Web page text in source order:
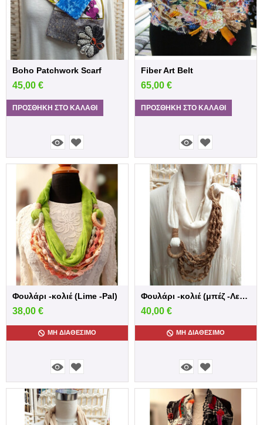
Boho Patchwork Scarf
45,00 €
ΠΡΟΣΘΉΚΗ ΣΤΟ ΚΑΛΆΘΙ
Fiber Art Belt
65,00 €
ΠΡΟΣΘΉΚΗ ΣΤΟ ΚΑΛΆΘΙ
Φουλάρι -κολιέ (Lime -Pal)
38,00 €
ΜΗ ΔΙΑΘΈΣΙΜΟ
Φουλάρι -κολιέ (μπέζ -Λευκό)
40,00 €
ΜΗ ΔΙΑΘΈΣΙΜΟ